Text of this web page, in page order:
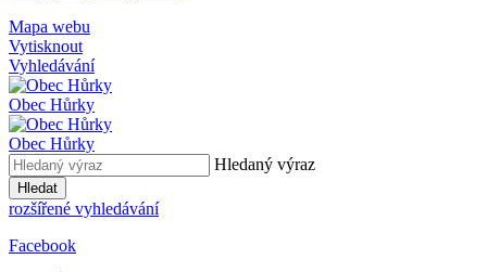
Mapa webu
Vytisknout
Vyhledávání
Obec Hůrky
Obec Hůrky
Hledaný výraz
Hledat
rozšířené vyhledávání
Facebook